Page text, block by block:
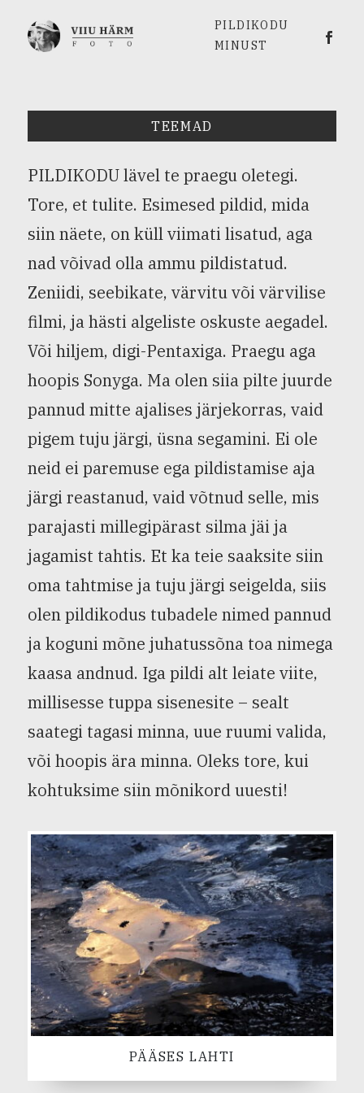
PILDIKODU
MINUST
Viiu
TEEMAD
PILDIKODU lävel te praegu oletegi.
Tore, et tulite. Esimesed pildid, mida
siin näete, on küll viimati lisatud, aga
nad võivad olla ammu pildistatud.
Zeniidi, seebikate, värvitu või värvilise
filmi, ja hästi algeliste oskuste aegadel.
Või hiljem, digi-Pentaxiga. Praegu aga
hoopis Sonyga. Ma olen siia pilte juurde
pannud mitte ajalises järjekorras, vaid
pigem tuju järgi, üsna segamini. Ei ole
neid ei paremuse ega pildistamise aja
järgi reastanud, vaid võtnud selle, mis
parajasti millegipärast silma jäi ja
jagamist tahtis. Et ka teie saaksite siin
oma tahtmise ja tuju järgi seigelda, siis
olen pildikodus tubadele nimed pannud
ja koguni mõne juhatussõna toa nimega
kaasa andnud. Iga pildi alt leiate viite,
millisesse tuppa sisenesite – sealt
saategi tagasi minna, uue ruumi valida,
või hoopis ära minna. Oleks tore, kui
kohtuksime siin mõnikord uuesti!
PÄÄSES LAHTI